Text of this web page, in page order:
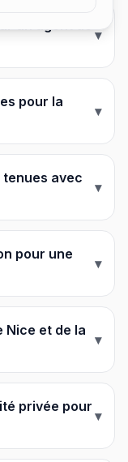
▾
pour la
▾
avec
▾
pour une
▾
Nice et de la
▾
privée pour
▾